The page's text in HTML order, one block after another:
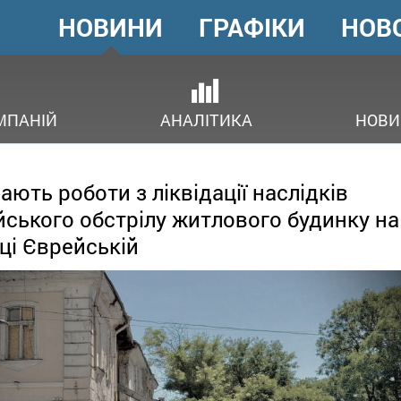
ГОЛОВНЕ
МЕНЮ
НОВИНИ
АНАЛІТИКА
ГРАФІКИ
роботи з ліквідації наслідків
обстрілу житлового будинку на
Єврейській